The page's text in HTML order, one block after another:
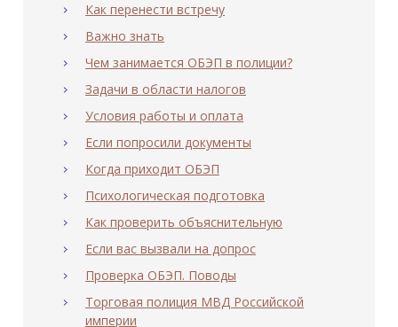
Как перенести встречу
Важно знать
Чем занимается ОБЭП в полиции?
Задачи в области налогов
Условия работы и оплата
Если попросили документы
Когда приходит ОБЭП
Психологическая подготовка
Как проверить объяснительную
Если вас вызвали на допрос
Проверка ОБЭП. Поводы
Торговая полиция МВД Российской
империи